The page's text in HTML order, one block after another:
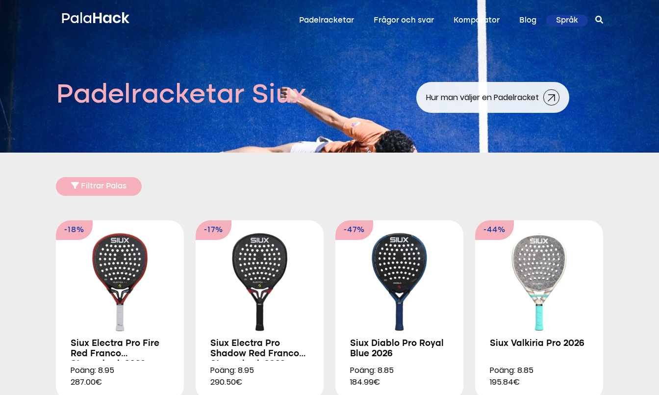
PalaHack Padelracketar Frågor och svar Komparator Blog Språk
Padelracketar Siux Hur man väljer en Padelracket
Filtrar Palas
-18%
Siux Electra Pro Fire
Red Franco
Poäng: 8.95
287.00€
-17%
Siux Electra Pro
Shadow Red Franco
Poäng: 8.95
290.50€
-47%
Siux Diablo Pro Royal
Blue 2026
Poäng: 8.85
184.99€
-44%
Siux Valkiria Pro 2026
Poäng: 8.85
195.84€